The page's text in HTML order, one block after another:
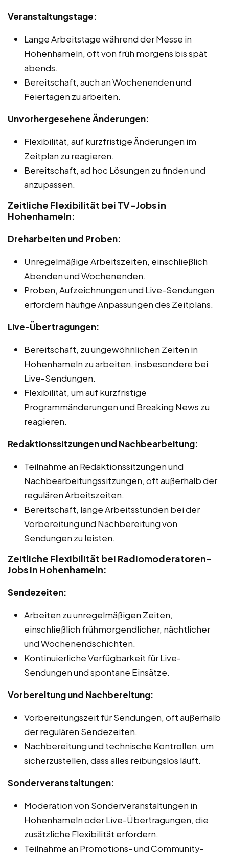
Veranstaltungstage:
Lange Arbeitstage während der Messe in
Hohenhameln, oft von früh morgens bis spät
abends.
Bereitschaft, auch an Wochenenden und
Feiertagen zu arbeiten.
Unvorhergesehene Änderungen:
Flexibilität, auf kurzfristige Änderungen im
Zeitplan zu reagieren.
Bereitschaft, ad hoc Lösungen zu finden und
anzupassen.
Zeitliche Flexibilität bei TV-Jobs in
Hohenhameln:
Dreharbeiten und Proben:
Unregelmäßige Arbeitszeiten, einschließlich
Abenden und Wochenenden.
Proben, Aufzeichnungen und Live-Sendungen
erfordern häufige Anpassungen des Zeitplans.
Live-Übertragungen:
Bereitschaft, zu ungewöhnlichen Zeiten in
Hohenhameln zu arbeiten, insbesondere bei
Live-Sendungen.
Flexibilität, um auf kurzfristige
Programmänderungen und Breaking News zu
reagieren.
Redaktionssitzungen und Nachbearbeitung:
Teilnahme an Redaktionssitzungen und
Nachbearbeitungssitzungen, oft außerhalb der
regulären Arbeitszeiten.
Bereitschaft, lange Arbeitsstunden bei der
Vorbereitung und Nachbereitung von
Sendungen zu leisten.
Zeitliche Flexibilität bei Radiomoderatoren-
Jobs in Hohenhameln:
Sendezeiten:
Arbeiten zu unregelmäßigen Zeiten,
einschließlich frühmorgendlicher, nächtlicher
und Wochenendschichten.
Kontinuierliche Verfügbarkeit für Live-
Sendungen und spontane Einsätze.
Vorbereitung und Nachbereitung:
Vorbereitungszeit für Sendungen, oft außerhalb
der regulären Sendezeiten.
Nachbereitung und technische Kontrollen, um
sicherzustellen, dass alles reibungslos läuft.
Sonderveranstaltungen:
Moderation von Sonderveranstaltungen in
Hohenhameln oder Live-Übertragungen, die
zusätzliche Flexibilität erfordern.
Teilnahme an Promotions- und Community-